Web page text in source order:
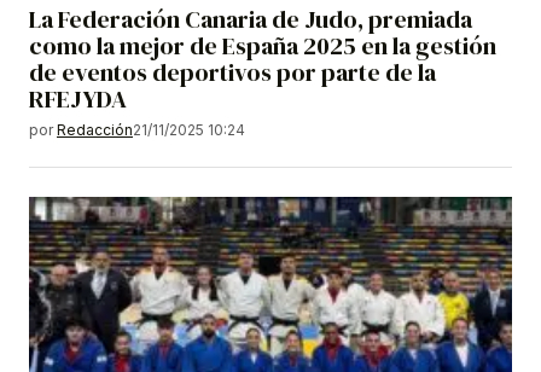
La Federación Canaria de Judo, premiada
como la mejor de España 2025 en la gestión
de eventos deportivos por parte de la
RFEJYDA
por Redacción21/11/2025 10:24